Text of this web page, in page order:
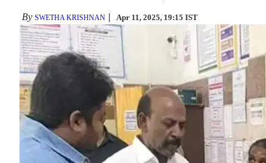
By SWETHA KRISHNAN Apr 11, 2025, 19:15 IST